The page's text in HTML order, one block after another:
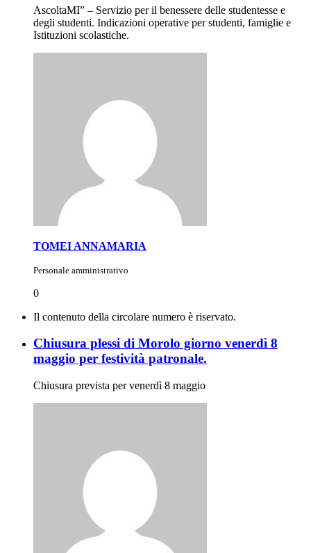
AscoltaMI” – Servizio per il benessere delle studentesse e
degli studenti. Indicazioni operative per studenti, famiglie e
Istituzioni scolastiche.
TOMEI ANNAMARIA
Personale amministrativo
0
Il contenuto della circolare numero è riservato.
Chiusura plessi di Morolo giorno venerdì 8
maggio per festività patronale.
Chiusura prevista per venerdì 8 maggio